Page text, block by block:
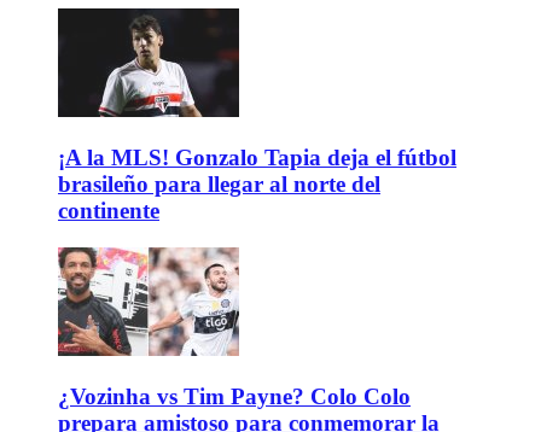
¡A la MLS! Gonzalo Tapia deja el fútbol
brasileño para llegar al norte del
continente
¿Vozinha vs Tim Payne? Colo Colo
prepara amistoso para conmemorar la